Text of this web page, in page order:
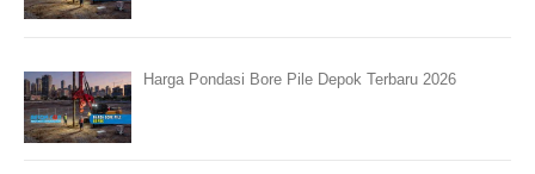
Harga Pondasi Bore Pile Depok Terbaru 2026